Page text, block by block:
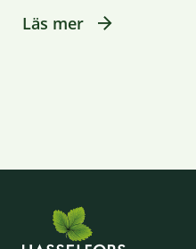
Läs mer